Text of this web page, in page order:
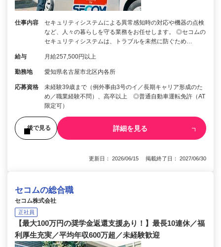
仕事内容
セキュリティシステムによる異常感知時の対応や機器の点検
など、人々の暮らしを守る業務をお任せします。 ◎セコムの
セキュリティシステムは、トラブルを未然に防ぐため…
給与 月給257,500円以上
勤務地 愛知県名古屋市北区内各所
応募資格
未経験39歳まで（例外事由3号のイ／長期キャリア形成のた
め／職業経験不問）、高卒以上 ◎普通自動車運転免許（AT
限定可）
後で見る 詳細を見る
更新日： 2026/06/15 掲載終了日： 2027/06/30
セコムの総合職
セコム株式会社
正社員
【最大100万円の奨学金返還支援あり！】最長10連休／福
利厚生充実／平均年収600万超／未経験歓迎